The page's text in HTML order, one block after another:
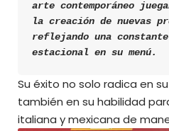
arte contemporáneo
la creación de nuevas
reflejando una
estacional en su menú.
Su éxito no solo radica en
también en su habilidad
italiana y mexicana de